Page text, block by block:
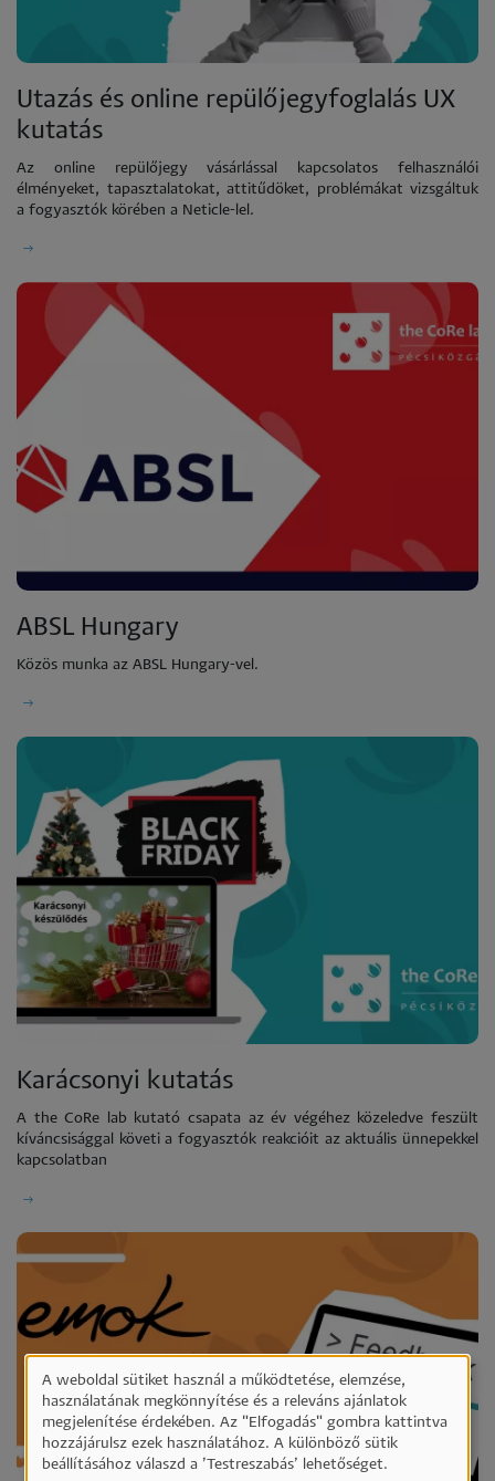
Utazás és online repülőjegyfoglalás UX
kutatás
Az online repülőjegy vásárlással kapcsolatos felhasználói
élményeket, tapasztalatokat, attitűdöket, problémákat vizsgáltuk
a fogyasztók körében a Neticle-lel.
ABSL Hungary
Közös munka az ABSL Hungary-vel.
Karácsonyi kutatás
A the CoRe lab kutató csapata az év végéhez közeledve feszült
kíváncsisággal követi a fogyasztók reakcióit az aktuális ünnepekkel
kapcsolatban
Személyes
adatok
és
A weboldal sütiket használ a működtetése, elemzése,
használatának megkönnyítése és a releváns ajánlatok
megjelenítése érdekében. Az "Elfogadás" gombra kattintva
hozzájárulsz ezek használatához. A különböző sütik
beállításához válaszd a ’Testreszabás’ lehetőséget.